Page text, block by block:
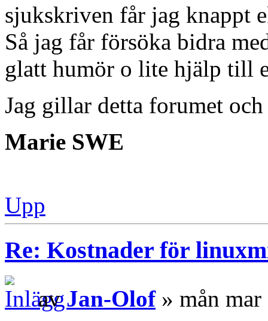
sjukskriven får jag knappt
Så jag får försöka bidra
glatt humör o lite hjälp till
Jag gillar detta forumet
Marie SWE
Upp
Re: Kostnader för
avJan-Olof» mån mar